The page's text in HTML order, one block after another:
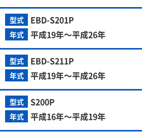
型式 EBD-S201P
年式 平成19年～平成26年
型式 EBD-S211P
年式 平成19年～平成26年
型式 S200P
年式 平成16年～平成19年